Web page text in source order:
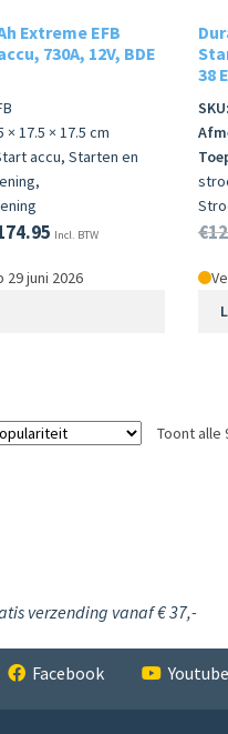
Extreme EFB
730A, 12V, BDE
× 17.5 × 17.5 cm
accu, Starten en
Incl. BTW
juni 2026
38
SKU:
€
Toont alle
verzending vanaf € 37,-
Facebook Youtube